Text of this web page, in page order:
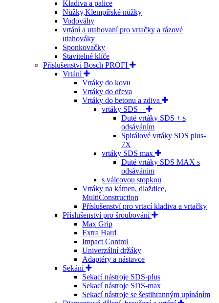
Kladiva a palice
Nůžky,Klempířské nůžky
Vodováhy
vrtání a utahovaní pro vrtačky a rázové
utahováky
Sponkovačky
Stavitelné klíče
Příslušenství Bosch PROFI
Vrtání
Vrtáky do kovu
Vrtáky do dřeva
Vrtáky do betonu a zdiva
vrtáky SDS +
Duté vrtáky SDS + s
odsáváním
Spirálové vrtáky SDS plus-
7X
vrtáky SDS max
Duté vrtáky SDS MAX s
odsáváním
s válcovou stopkou
Vrtáky na kámen, dlaždice,
MultiConstruction
Příslušenství pro vrtací kladiva a vrtačky
Příslušenství pro šroubování
Max Grip
Extra Hard
Impact Control
Univerzální držáky
Adaptéry a nástavce
Sekání
Sekací nástroje SDS-plus
Sekací nástroje SDS-max
Sekací nástroje se šestihranným upínáním